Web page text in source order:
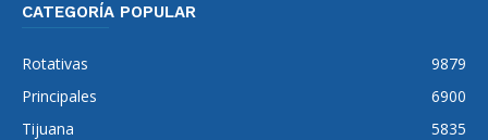
CATEGORÍA POPULAR
Rotativas
9879
Principales
6900
Tijuana
5835